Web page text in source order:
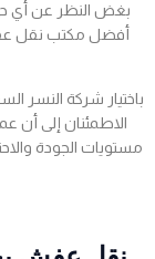
بغض النظر عن أي
أفضل مكتب نقل عفش
باختيار شركة النسر
الاطمئنان إلى أن
مستويات الجودة